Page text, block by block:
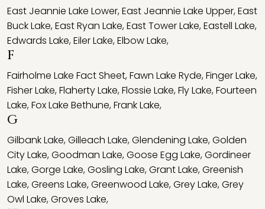
East Jeannie Lake Lower,East Jeannie Lake Upper,East
Buck Lake,East Ryan Lake,East Tower Lake,Eastell Lake,
Edwards Lake,Eiler Lake,Elbow Lake,
F
Fairholme Lake Fact Sheet,Fawn Lake Ryde,Finger Lake,
Fisher Lake,Flaherty Lake,Flossie Lake,Fly Lake,Fourteen
Lake,Fox Lake Bethune,Frank Lake,
G
Gilbank Lake,Gilleach Lake,Glendening Lake,Golden
City Lake,Goodman Lake,Goose Egg Lake,Gordineer
Lake,Gorge Lake,Gosling Lake,Grant Lake,Greenish
Lake,Greens Lake,Greenwood Lake,Grey Lake,Grey
Owl Lake,Groves Lake,